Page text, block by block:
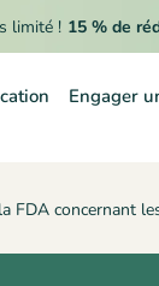
! 15 % de
Engager
FDA concernant